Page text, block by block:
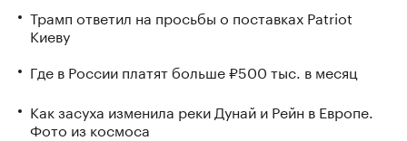
Трамп ответил на просьбы о поставках Patriot
Киеву
Где в России платят больше ₽500 тыс. в месяц
Как засуха изменила реки Дунай и Рейн в Европе.
Фото из космоса